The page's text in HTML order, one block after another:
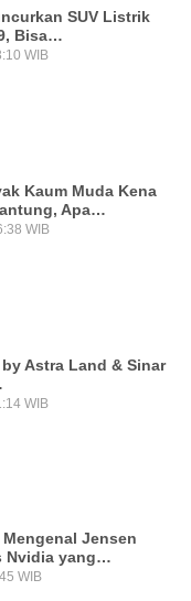
SUV Listrik
Bisa…
WIB
Kaum Muda Kena
Apa…
WIB
by Astra Land & Sinar
WIB
Jensen
Nvidia yang…
WIB